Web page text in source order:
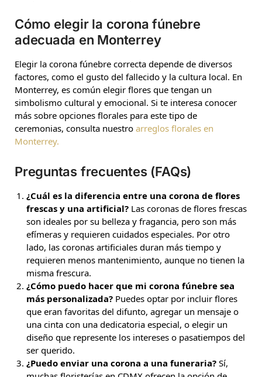
Cómo elegir la corona fúnebre
adecuada en Monterrey
Elegir la corona fúnebre correcta depende de diversos
factores, como el gusto del fallecido y la cultura local. En
Monterrey, es común elegir flores que tengan un
simbolismo cultural y emocional. Si te interesa conocer
más sobre opciones florales para este tipo de
ceremonias, consulta nuestro arreglos florales en
Monterrey.
Preguntas frecuentes (FAQs)
¿Cuál es la diferencia entre una corona de flores
frescas y una artificial? Las coronas de flores frescas
son ideales por su belleza y fragancia, pero son más
efímeras y requieren cuidados especiales. Por otro
lado, las coronas artificiales duran más tiempo y
requieren menos mantenimiento, aunque no tienen la
misma frescura.
¿Cómo puedo hacer que mi corona fúnebre sea
más personalizada? Puedes optar por incluir flores
que eran favoritas del difunto, agregar un mensaje o
una cinta con una dedicatoria especial, o elegir un
diseño que represente los intereses o pasatiempos del
ser querido.
¿Puedo enviar una corona a una funeraria? Sí,